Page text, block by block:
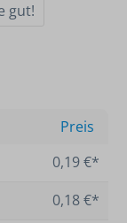
gut!
Preis
0,19 €*
0,18 €*